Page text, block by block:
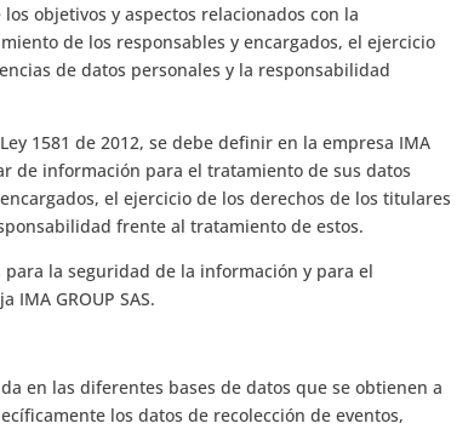
objetivos y aspectos relacionados con la
de los responsables y encargados, el ejercicio
de datos personales y la responsabilidad
1581 de 2012, se debe definir en la empresa IMA
de información para el tratamiento de sus datos
el ejercicio de los derechos de los titulares
frente al tratamiento de estos.
la seguridad de la información y para el
GROUP SAS.
en las diferentes bases de datos que se obtienen a
los datos de recolección de eventos,